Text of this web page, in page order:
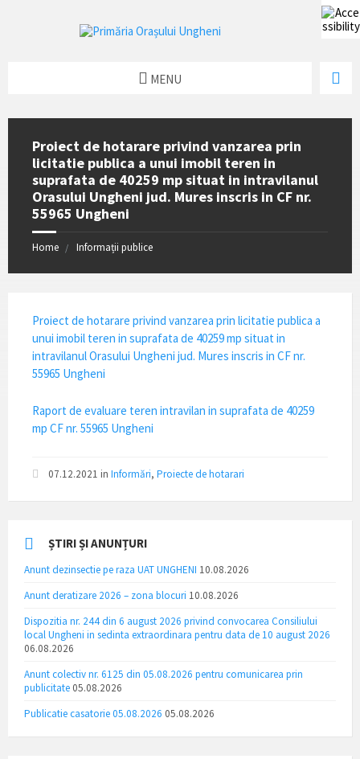
MENU
Proiect de hotarare privind vanzarea prin
licitatie publica a unui imobil teren in
suprafata de 40259 mp situat in intravilanul
Orasului Ungheni jud. Mures inscris in CF nr.
55965 Ungheni
Home Informații publice
Proiect de hotarare privind vanzarea prin licitatie publica a
unui imobil teren in suprafata de 40259 mp situat in
intravilanul Orasului Ungheni jud. Mures inscris in CF nr.
55965 Ungheni
Raport de evaluare teren intravilan in suprafata de 40259
mp CF nr. 55965 Ungheni
07.12.2021 in Informări, Proiecte de hotarari
ȘTIRI ȘI ANUNȚURI
Anunt dezinsectie pe raza UAT UNGHENI 10.08.2026
Anunt deratizare 2026 – zona blocuri 10.08.2026
Dispozitia nr. 244 din 6 august 2026 privind convocarea Consiliului
local Ungheni in sedinta extraordinara pentru data de 10 august 2026
06.08.2026
Anunt colectiv nr. 6125 din 05.08.2026 pentru comunicarea prin
publicitate 05.08.2026
Publicatie casatorie 05.08.2026 05.08.2026